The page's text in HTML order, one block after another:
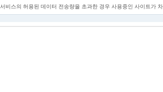
서비스의 허용된 데이터 전송량을 초과한 경우 사용중인 사이트가